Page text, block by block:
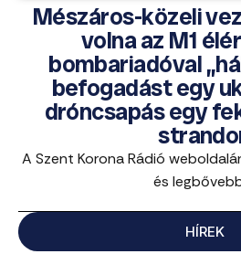
Mészáros-közeli
volna az M1
bombariadóval
befogadást egy
dróncsapás egy
A Szent Korona Rádió
és
HÍREK